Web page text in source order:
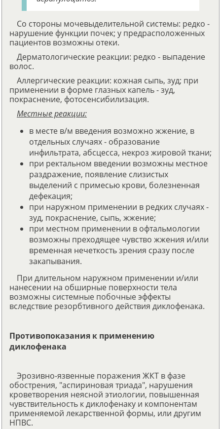
Со стороны мочевыделительной системы: редко -
нарушение функции почек; у предрасположенных
пациентов возможны отеки.
Дерматологические реакции: редко - выпадение
волос.
Аллергические реакции: кожная сыпь, зуд; при
применении в форме глазных капель - зуд,
покраснение, фотосенсибилизация.
Местные реакции:
в месте в/м введения возможно жжение, в
отдельных случаях - образование
инфильтрата, абсцесса, некроз жировой ткани;
при ректальном введении возможны местное
раздражение, появление слизистых
выделений с примесью крови, болезненная
дефекация;
при наружном применении в редких случаях -
зуд, покраснение, сыпь, жжение;
при местном применении в офтальмологии
возможны преходящее чувство жжения и/или
временная нечеткость зрения сразу после
закапывания.
При длительном наружном применении и/или
нанесении на обширные поверхности тела
возможны системные побочные эффекты
вследствие резорбтивного действия диклофенака.
Противопоказания к применению
диклофенака
Эрозивно-язвенные поражения ЖКТ в фазе
обострения, "аспириновая триада", нарушения
кроветворения неясной этиологии, повышенная
чувствительность к диклофенаку и компонентам
применяемой лекарственной формы, или другим
НПВС.